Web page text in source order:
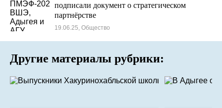
подписали документ о стратегическом
партнёрстве
19.06.25, Общество
Другие материалы рубрики: